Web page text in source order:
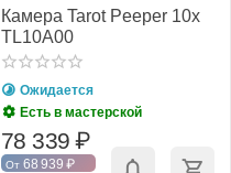
Камера Tarot Peeper 10x
TL10A00
Ожидается
Есть в мастерской
78 339 ₽
От 68 939 ₽